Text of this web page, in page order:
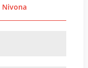
Nivona